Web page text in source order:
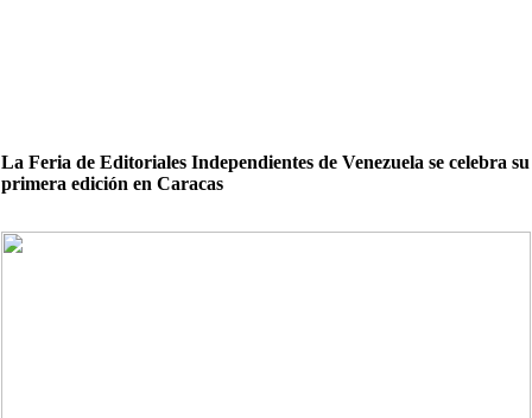
La Feria de Editoriales Independientes de Venezuela se celebra su
primera edición en Caracas